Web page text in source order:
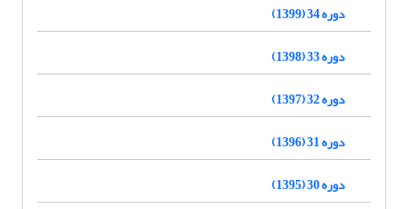
دوره 34 (1399)
دوره 33 (1398)
دوره 32 (1397)
دوره 31 (1396)
دوره 30 (1395)